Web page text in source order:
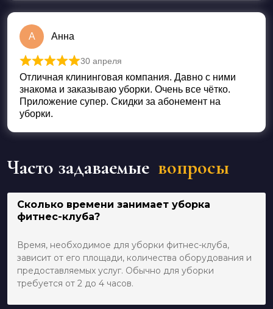
А Анна
Оценка из 5
30 апреля
Отличная клининговая компания. Давно с ними
знакома и заказываю уборки. Очень все чётко.
Приложение супер. Скидки за абонемент на
уборки.
Часто задаваемые вопросы
Сколько времени занимает уборка
фитнес-клуба?
Время, необходимое для уборки фитнес-клуба,
зависит от его площади, количества оборудования и
предоставляемых услуг. Обычно для уборки
требуется от 2 до 4 часов.